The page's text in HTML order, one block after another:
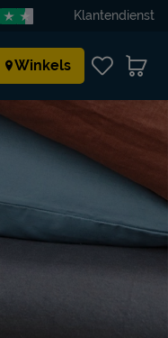
Klantendienst
Winkels